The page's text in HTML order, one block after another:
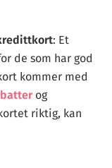
: Et
de som har god
kommer med
og
riktig, kan